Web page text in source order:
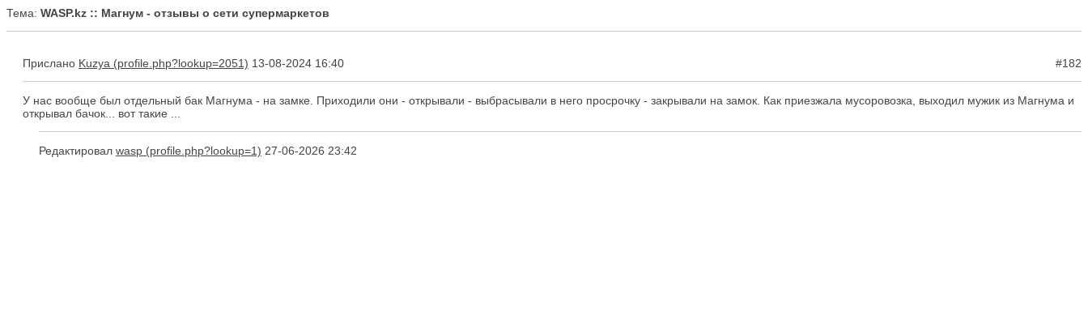
Тема: WASP.kz :: Магнум - отзывы о сети супермаркетов
Прислано Kuzya 13-08-2024 16:40 #182
У нас вообще был отдельный бак Магнума - на замке. Приходили они - открывали - выбрасывали в него просрочку - закрывали на замок. Как приезжала мусоровозка, выходил мужик из Магнума и
открывал бачок... вот такие ...
Редактировал wasp 27-06-2026 23:42